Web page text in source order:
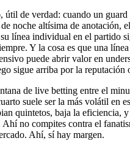
útil de verdad: cuando un
noche altísima de anotación,
su línea individual en el partido
Y la cosa es que una
puede abrir valor en
sigue arriba por la reputación
de live betting entre el
suele ser la más volátil en
quintetos, baja la eficiencia,
Ahí no compites contra el
Ahí, sí hay margen.